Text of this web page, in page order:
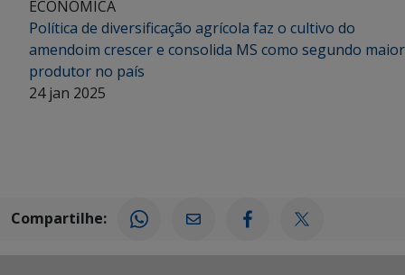
ECONÔMICA
Política de diversificação agrícola faz o cultivo do
amendoim crescer e consolida MS como segundo maior
produtor no país
24 jan 2025
Compartilhe: